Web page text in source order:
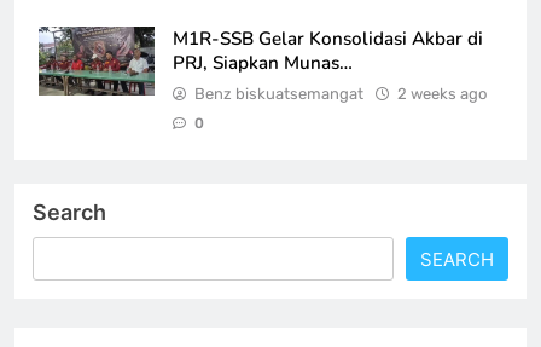
M1R-SSB Gelar Konsolidasi Akbar di
PRJ, Siapkan Munas…
Benz biskuatsemangat 2 weeks ago
0
Search
SEARCH